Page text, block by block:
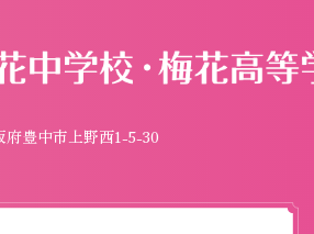
府豊中市上野西1-5-30